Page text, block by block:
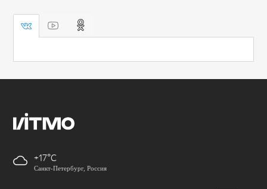
+17
Санкт-Петербург, Россия